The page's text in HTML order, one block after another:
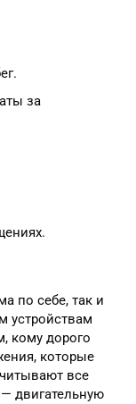
за
по себе, так и
устройствам
кому дорого
которые
все
двигательную